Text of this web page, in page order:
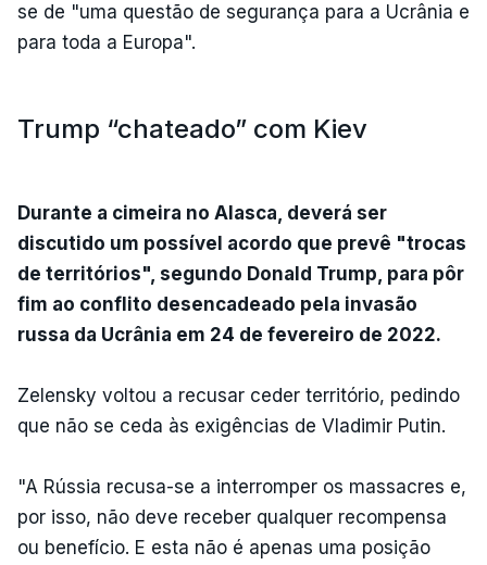
se de "uma questão de segurança para a Ucrânia e
para toda a Europa".
Trump “chateado” com Kiev
Durante a cimeira no Alasca, deverá ser
discutido um possível acordo que prevê "trocas
de territórios", segundo Donald Trump, para pôr
fim ao conflito desencadeado pela invasão
russa da Ucrânia em 24 de fevereiro de 2022.
Zelensky voltou a recusar ceder território, pedindo
que não se ceda às exigências de Vladimir Putin.
"A Rússia recusa-se a interromper os massacres e,
por isso, não deve receber qualquer recompensa
ou benefício. E esta não é apenas uma posição